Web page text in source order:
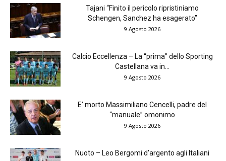
Tajani “Finito il pericolo ripristiniamo
Schengen, Sanchez ha esagerato”
9 Agosto 2026
Calcio Eccellenza – La “prima” dello Sporting
Castellana va in...
9 Agosto 2026
E’ morto Massimiliano Cencelli, padre del
“manuale” omonimo
9 Agosto 2026
Nuoto – Leo Bergomi d’argento agli Italiani